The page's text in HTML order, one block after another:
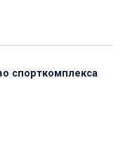
спорткомплекса